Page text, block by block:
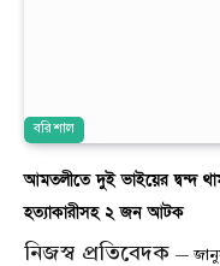
বরিশাল
আমতলীতে দুই ভাইয়ের দ্বন্দ
হত্যাকারীসহ ২ জন আটক
নিজস্ব প্রতিবেদক